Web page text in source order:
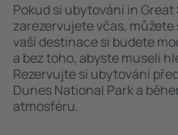
Pokud si ubytování in
zarezervujete včas, můžete
vaší destinace si budete
a bez toho, abyste museli
Rezervujte si ubytování
Dunes National Park a
atmosféru.